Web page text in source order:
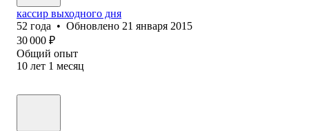
кассир выходного дня
52 года • Обновлено 21 января 2015
30 000 ₽
Общий опыт
10 лет 1 месяц